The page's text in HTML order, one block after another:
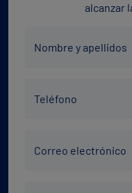
alcanzar
Nombre y apellidos
Teléfono
electrónico
Correo electrónico